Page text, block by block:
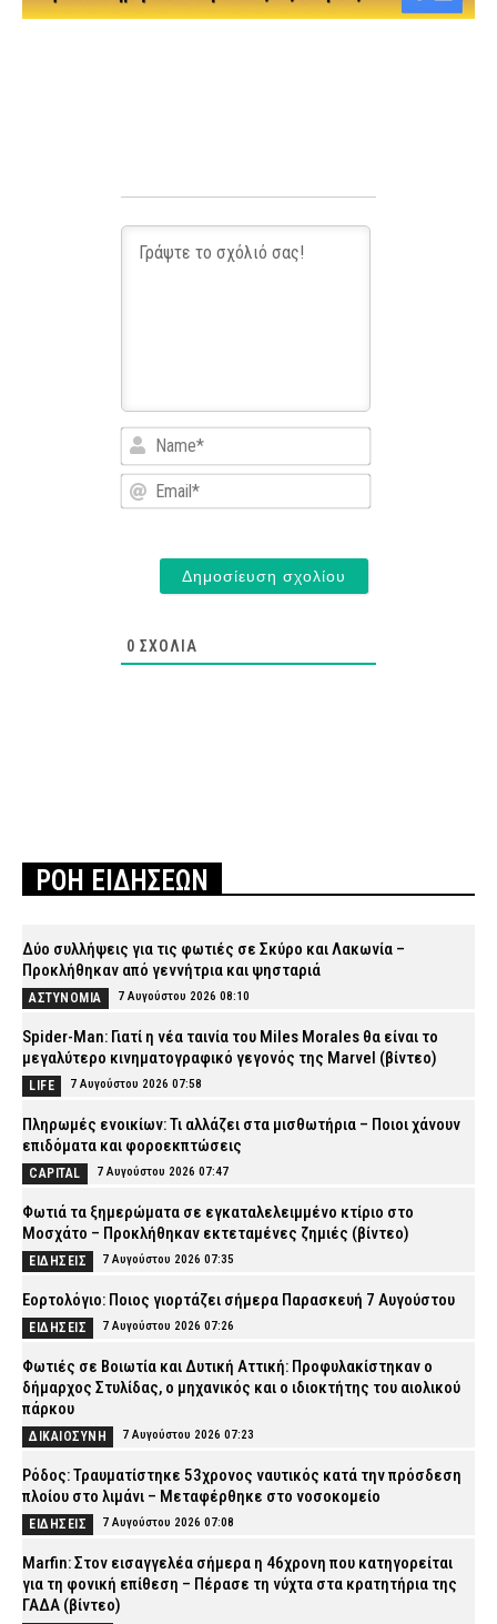
Name*
Email*
0 ΣΧΌΛΙΑ
ΡΟΗ ΕΙΔΗΣΕΩΝ
Δύο συλλήψεις για τις φωτιές σε Σκύρο και Λακωνία –
Προκλήθηκαν από γεννήτρια και ψησταριά
ΑΣΤΥΝΟΜΙΑ 7 Αυγούστου 2026 08:10
Spider-Man: Γιατί η νέα ταινία του Miles Morales θα είναι το
μεγαλύτερο κινηματογραφικό γεγονός της Marvel (βίντεο)
LIFE 7 Αυγούστου 2026 07:58
Πληρωμές ενοικίων: Τι αλλάζει στα μισθωτήρια – Ποιοι χάνουν
επιδόματα και φοροεκπτώσεις
CAPITAL 7 Αυγούστου 2026 07:47
Φωτιά τα ξημερώματα σε εγκαταλελειμμένο κτίριο στο
Μοσχάτο – Προκλήθηκαν εκτεταμένες ζημιές (βίντεο)
ΕΙΔΗΣΕΙΣ 7 Αυγούστου 2026 07:35
Εορτολόγιο: Ποιος γιορτάζει σήμερα Παρασκευή 7 Αυγούστου
ΕΙΔΗΣΕΙΣ 7 Αυγούστου 2026 07:26
Φωτιές σε Βοιωτία και Δυτική Αττική: Προφυλακίστηκαν ο
δήμαρχος Στυλίδας, ο μηχανικός και ο ιδιοκτήτης του αιολικού
πάρκου
ΔΙΚΑΙΟΣΥΝΗ 7 Αυγούστου 2026 07:23
Ρόδος: Τραυματίστηκε 53χρονος ναυτικός κατά την πρόσδεση
πλοίου στο λιμάνι – Μεταφέρθηκε στο νοσοκομείο
ΕΙΔΗΣΕΙΣ 7 Αυγούστου 2026 07:08
Marfin: Στον εισαγγελέα σήμερα η 46χρονη που κατηγορείται
για τη φονική επίθεση – Πέρασε τη νύχτα στα κρατητήρια της
ΓΑΔΑ (βίντεο)